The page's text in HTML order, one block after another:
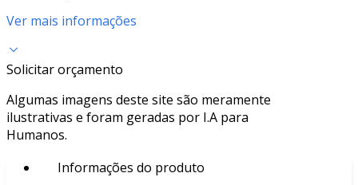
Ver mais informações
Solicitar orçamento
Algumas imagens deste site são meramente
ilustrativas e foram geradas por I.A para
Humanos.
Informações do produto